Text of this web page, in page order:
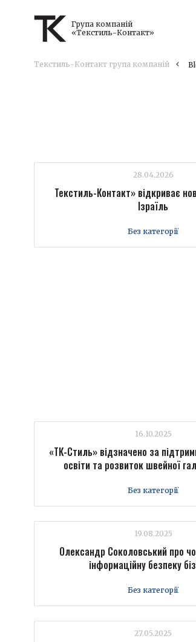
Група компаній
«Текстиль-Контакт»
Текстиль-Контакт група компаній
28.04.2026
Текстиль-Контакт» відкриває
Ізраїль
Без категорії
16.10.2025
«ТК-Стиль» відзначено за
освіти та розвиток швейної
Без категорії
19.08.2025
Олександр Соколовський про
інформаційну безпеку
Без категорії
27.05.2025